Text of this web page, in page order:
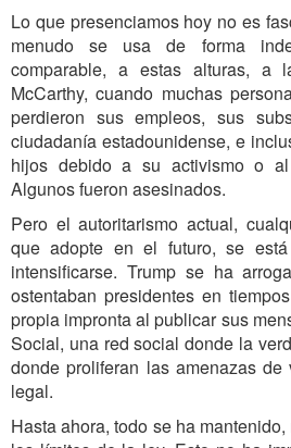
Lo que presenciamos hoy no es
menudo se usa de forma
comparable, a estas alturas, a
McCarthy, cuando muchas
perdieron sus empleos, sus
ciudadanía estadounidense, e
hijos debido a su activismo o
Algunos fueron asesinados.
Pero el autoritarismo actual,
que adopte en el futuro, se
intensificarse. Trump se ha
ostentaban presidentes en
propia impronta al publicar sus
Social, una red social donde la
donde proliferan las amenazas
legal.
Hasta ahora, todo se ha